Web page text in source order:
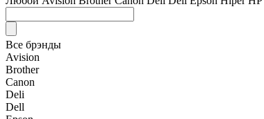
Все брэнды
Avision
Brother
Canon
Deli
Dell